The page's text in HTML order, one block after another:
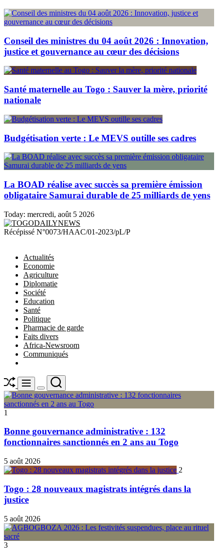
Conseil des ministres du 04 août 2026 : Innovation,
justice et gouvernance au cœur des décisions
Santé maternelle au Togo : Sauver la mère, priorité
nationale
Budgétisation verte : Le MEVS outille ses cadres
La BOAD réalise avec succès sa première émission
obligataire Samurai durable de 25 milliards de yens
Today: mercredi, août 5 2026
TOGODAILYNEWS
Récépissé N°0073/HAAC/01-2023/pL/P
Actualités
Economie
Agriculture
Diplomatie
Société
Education
Santé
Politique
Pharmacie de garde
Faits divers
Africa-Newsroom
Communiqués
ShuffleMenu
Switch
color
mode
Search
1
Bonne gouvernance administrative : 132
fonctionnaires sanctionnés en 2 ans au Togo
5 août 2026
2
Togo : 28 nouveaux magistrats intégrés dans la
justice
5 août 2026
3